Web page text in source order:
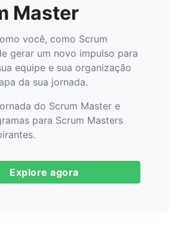
Master
você, como Scrum
gerar um novo impulso para
equipe e sua organização
da sua jornada.
do Scrum Master e
para Scrum Masters
Explore agora